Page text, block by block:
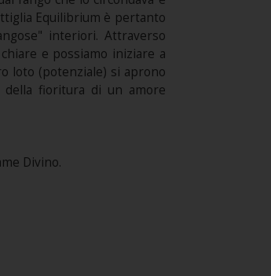
Equilibrium è pertanto
interiori. Attraverso
e possiamo iniziare a
loto (potenziale) si aprono
fioritura di un amore
Divino.